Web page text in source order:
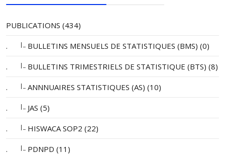
PUBLICATIONS (434)
. |_ BULLETINS MENSUELS DE STATISTIQUES (BMS) (0)
. |_ BULLETINS TRIMESTRIELS DE STATISTIQUE (BTS) (8)
. |_ ANNNUAIRES STATISTIQUES (AS) (10)
. |_ JAS (5)
. |_ HISWACA SOP2 (22)
. |_ PDNPD (11)